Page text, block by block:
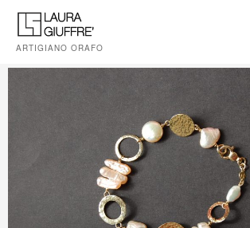
ARTIGIANO ORAFO